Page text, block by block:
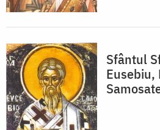
Sfântul
Eusebiu,